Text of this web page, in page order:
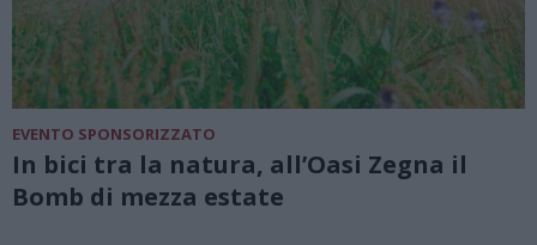
EVENTO SPONSORIZZATO
In bici tra la natura, all’Oasi Zegna il
Bomb di mezza estate